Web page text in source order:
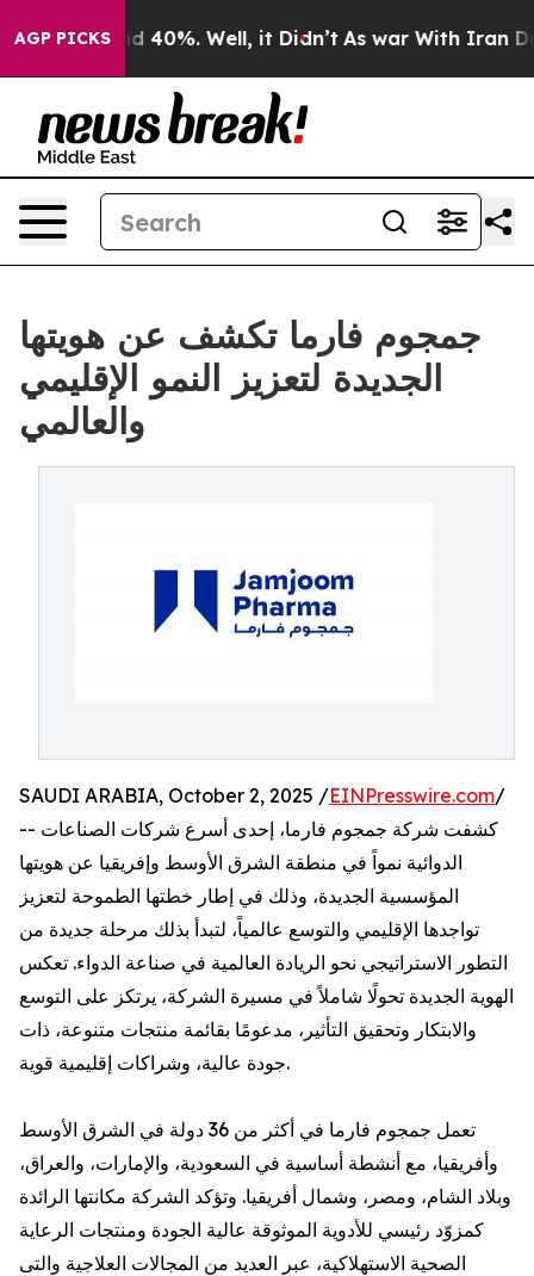
AGP PICKS
Around 40%. Well, it Didn’t As war With Iran
جمجوم فارما تكشف عن هويتها
الجديدة لتعزيز النمو الإقليمي
والعالمي
SAUDI ARABIA, October 2, 2025 /EINPresswire.com/
-- كشفت شركة جمجوم فارما، إحدى أسرع شركات الصناعات
الدوائية نمواً في منطقة الشرق الأوسط وإفريقيا عن هويتها
المؤسسية الجديدة، وذلك في إطار خطتها الطموحة لتعزيز
تواجدها الإقليمي والتوسع عالمياً، لتبدأ بذلك مرحلة جديدة من
التطور الاستراتيجي نحو الريادة العالمية في صناعة الدواء. تعكس
الهوية الجديدة تحولًا شاملاً في مسيرة الشركة، يرتكز على التوسع
والابتكار وتحقيق التأثير، مدعومًا بقائمة منتجات متنوعة، ذات
جودة عالية، وشراكات إقليمية قوية.
تعمل جمجوم فارما في أكثر من 36 دولة في الشرق الأوسط
وأفريقيا، مع أنشطة أساسية في السعودية، والإمارات، والعراق،
وبلاد الشام، ومصر، وشمال أفريقيا. وتؤكد الشركة مكانتها الرائدة
كمزوّد رئيسي للأدوية الموثوقة عالية الجودة ومنتجات الرعاية
الصحية الاستهلاكية، عبر العديد من المجالات العلاجية والتى